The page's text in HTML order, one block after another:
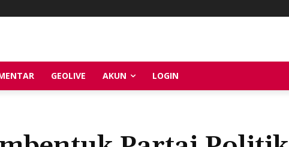
GEOLIVE AKUN LOGIN